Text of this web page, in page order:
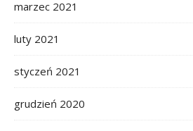
marzec 2021
luty 2021
styczeń 2021
grudzień 2020